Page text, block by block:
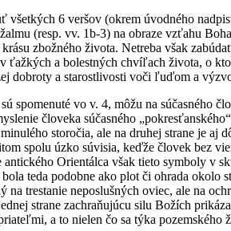
všetkých 6 veršov (okrem úvodného
(resp. vv. 1b-3) na obraze vzťahu
zbožného života. Netreba však
a bolestných chvíľach života, o
dobroty a starostlivosti voči ľuďom a
spomenuté vo v. 4, môžu na súčasného
človeka súčasného
storočia, ale na druhej strane je aj
spolu úzko súvisia, keďže človek bez
Orientálca však tieto symboly v
teda podobne ako plot či ohrada okolo
trestanie neposlušných oviec, ale na
strane zachraňujúcu silu Božích
a to nielen čo sa týka pozemského